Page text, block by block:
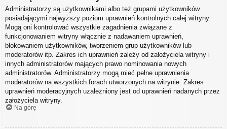
Administratorzy są użytkownikami albo też grupami użytkowników
posiadającymi najwyższy poziom uprawnień kontrolnych całej witryny.
Mogą oni kontrolować wszystkie zagadnienia związane z
funkcjonowaniem witryny włącznie z nadawaniem uprawnień,
blokowaniem użytkowników, tworzeniem grup użytkowników lub
moderatorów itp. Zakres ich uprawnień zależy od założyciela witryny i
innych administratorów mających prawo nominowania nowych
administratorów. Administratorzy mogą mieć pełne uprawnienia
moderatorów na wszystkich forach utworzonych na witrynie. Zakres
uprawnień moderacyjnych uzależniony jest od uprawnień nadanych przez
założyciela witryny.
Na górę